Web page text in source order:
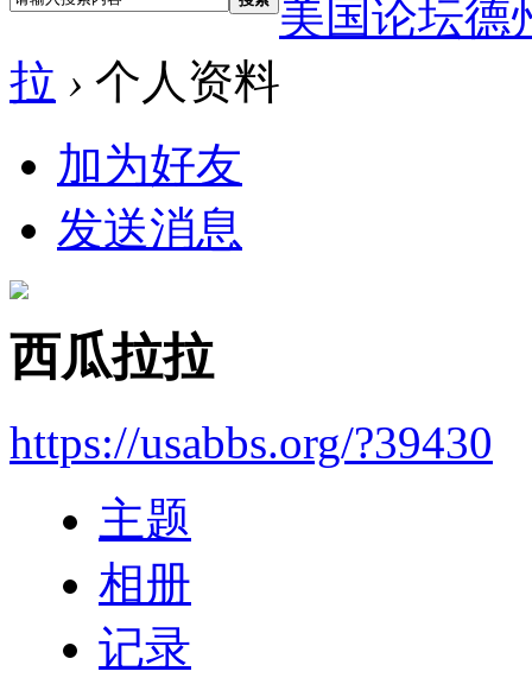
美国论坛德
拉 › 个人资料
加为好友
发送消息
西瓜拉拉
https://usabbs.org/?39430
主题
相册
记录